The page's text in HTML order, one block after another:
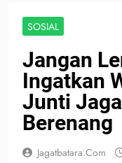
SOSIAL
Jangan
Ingatkan
Junti
Berenang
Jagatbatara.com